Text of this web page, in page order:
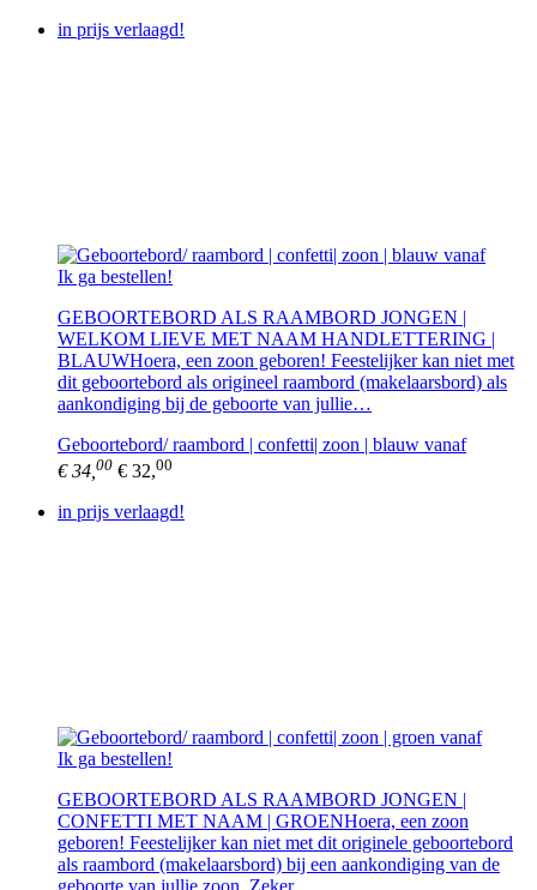
in prijs verlaagd!
Ik ga bestellen!
GEBOORTEBORD ALS RAAMBORD JONGEN |
WELKOM LIEVE MET NAAM HANDLETTERING |
BLAUWHoera, een zoon geboren! Feestelijker kan niet met
dit geboortebord als origineel raambord (makelaarsbord) als
aankondiging bij de geboorte van jullie…
Geboortebord/ raambord | confetti| zoon | blauw vanaf
€ 34, 00 € 32,00
in prijs verlaagd!
Ik ga bestellen!
GEBOORTEBORD ALS RAAMBORD JONGEN |
CONFETTI MET NAAM | GROENHoera, een zoon
geboren! Feestelijker kan niet met dit originele geboortebord
als raambord (makelaarsbord) bij een aankondiging van de
geboorte van jullie zoon. Zeker…